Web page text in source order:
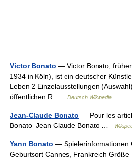
Victor Bonato — Victor Bonato,
1934 in Köln), ist ein deutscher
Leben 2 Einzelausstellungen
öffentlichen R …
Deutsch Wikipedia
Jean-Claude Bonato — Pour les
Bonato. Jean Claude Bonato …
Yann Bonato — Spielerinformationen
Geburtsort Cannes, Frankreich